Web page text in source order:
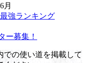
月
強ランキング
ー募集！
での使い道を掲載して